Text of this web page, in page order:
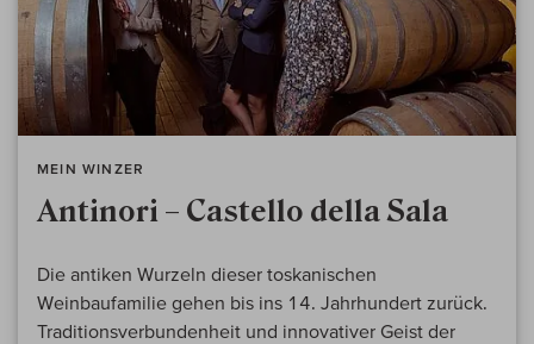
MEIN WINZER
Antinori – Castello della Sala
Die antiken Wurzeln dieser toskanischen
Weinbaufamilie gehen bis ins 14. Jahrhundert zurück.
Traditionsverbundenheit und innovativer Geist der